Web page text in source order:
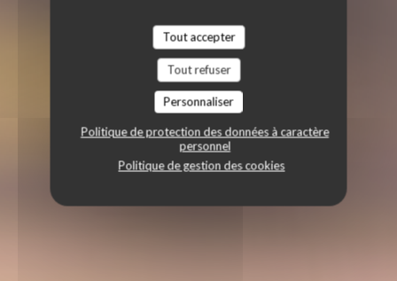
Tout accepter
Tout refuser
Personnaliser
Politique de protection des données à caractère
personnel
Politique de gestion des cookies